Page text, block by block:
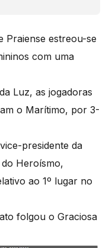
Praiense estreou-se
com uma
Luz, as jogadoras
o Marítimo, por 3-
presidente da
Heroísmo,
ao 1º lugar no
folgou o Graciosa